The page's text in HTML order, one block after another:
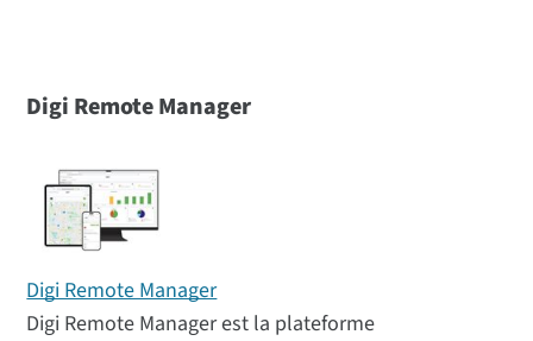
Digi Remote Manager
Digi Remote Manager
Digi Remote Manager est la plateforme